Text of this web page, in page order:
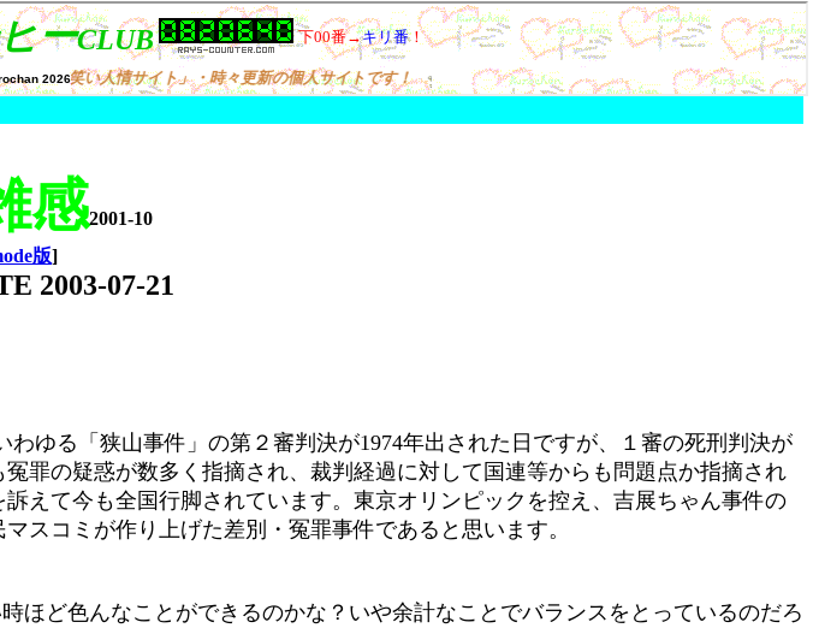
感2001-10
版]
2003-07-21
ゆる「狭山事件」の第２審判決が1974年出された日ですが、１審の死刑判決が
罪の疑惑が数多く指摘され、裁判経過に対して国連等からも問題点か指摘され
えて今も全国行脚されています。東京オリンピックを控え、吉展ちゃん事件の
スコミが作り上げた差別・冤罪事件であると思います。
ど色んなことができるのかな？いや余計なことでバランスをとっているのだろ